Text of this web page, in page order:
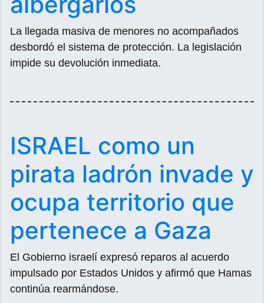
La llegada masiva de menores no acompañados
desbordó el sistema de protección. La legislación
impide su devolución inmediata.
ISRAEL como un
pirata ladrón invade y
ocupa territorio que
pertenece a Gaza
El Gobierno israelí expresó reparos al acuerdo
impulsado por Estados Unidos y afirmó que Hamas
continúa rearmándose.